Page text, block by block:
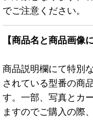
でご注意ください。
【商品名と商品画像
商品説明欄にて特別
されている型番の商
す。一部、写真とカ
ますのでご購入の際